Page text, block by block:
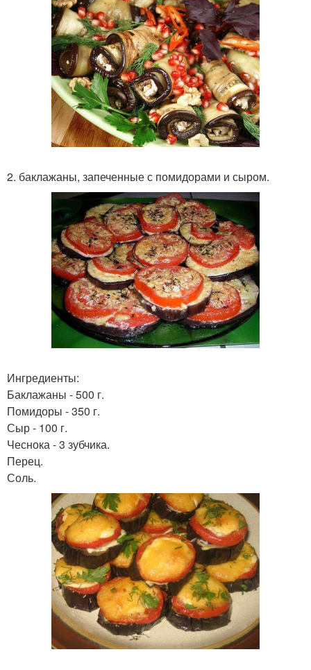
2. баклажаны, запеченные с помидорами и сыром.
Ингредиенты:
Баклажаны - 500 г.
Помидоры - 350 г.
Сыр - 100 г.
Чеснока - 3 зубчика.
Перец.
Соль.